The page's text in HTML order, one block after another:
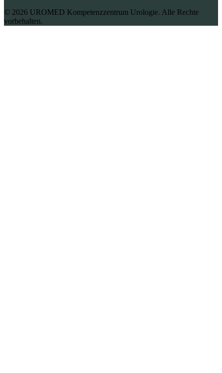
© 2026 UROMED Kompetenzzentrum Urologie. Alle Rechte
vorbehalten.